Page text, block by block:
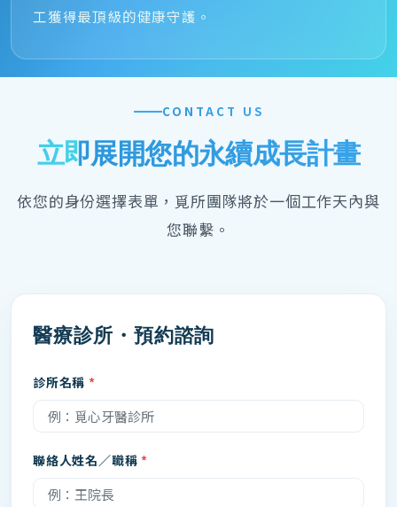
工獲得最頂級的健康守護。
CONTACT US
立即展開您的永續成長計畫
依您的身份選擇表單，覓所團隊將於一個工作天內與
您聯繫。
醫療診所・預約諮詢
診所名稱
聯絡人姓名／職稱